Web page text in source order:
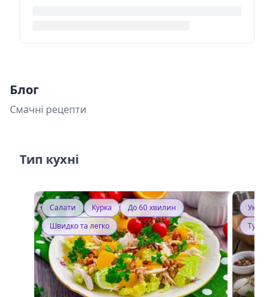
Блог
Смачні рецепти
Тип кухні
Салати Курка
До 60 хвилин
Швидко та легко